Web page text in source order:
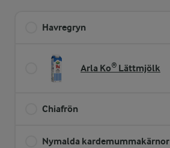
Havregryn
Arla Ko® Lättmjölk
Chiafrön
Nymalda kardemummakärnor